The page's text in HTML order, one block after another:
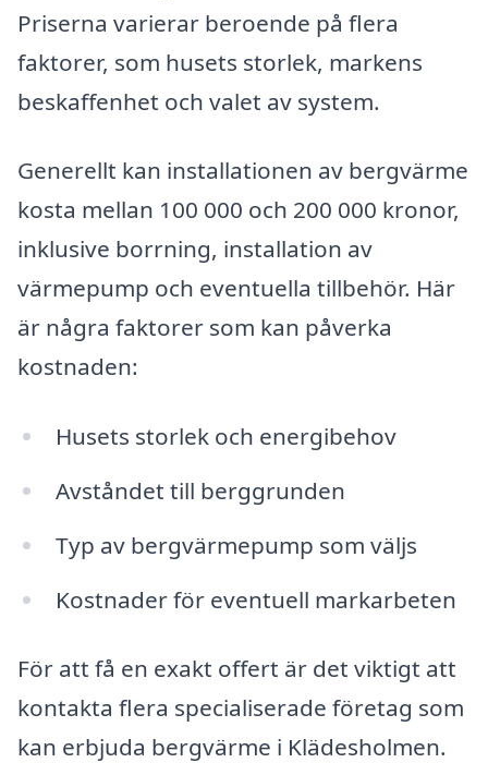
Priserna varierar beroende på flera
faktorer, som husets storlek, markens
beskaffenhet och valet av system.
Generellt kan installationen av bergvärme
kosta mellan 100 000 och 200 000 kronor,
inklusive borrning, installation av
värmepump och eventuella tillbehör. Här
är några faktorer som kan påverka
kostnaden:
Husets storlek och energibehov
Avståndet till berggrunden
Typ av bergvärmepump som väljs
Kostnader för eventuell markarbeten
För att få en exakt offert är det viktigt att
kontakta flera specialiserade företag som
kan erbjuda bergvärme i Klädesholmen.